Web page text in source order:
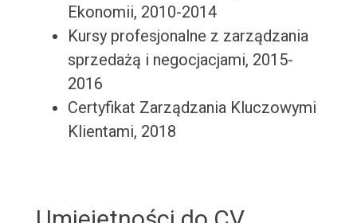
Ekonomii, 2010-2014
Kursy profesjonalne z zarządzania
sprzedażą i negocjacjami, 2015-
2016
Certyfikat Zarządzania Kluczowymi
Klientami, 2018